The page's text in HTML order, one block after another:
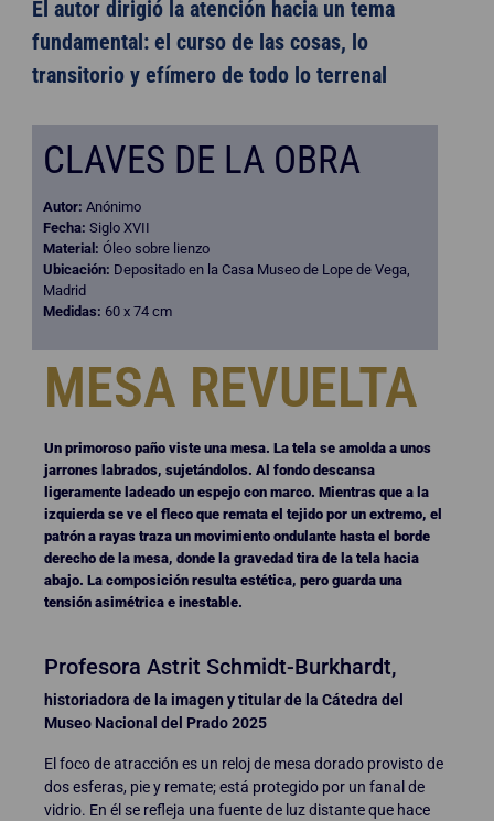
El autor dirigió la atención hacia un tema
fundamental: el curso de las cosas, lo
transitorio y efímero de todo lo terrenal
CLAVES DE LA OBRA
Autor: Anónimo
Fecha: Siglo XVII
Material: Óleo sobre lienzo
Ubicación: Depositado en la Casa Museo de Lope de Vega,
Madrid
Medidas: 60 x 74 cm
MESA REVUELTA
Un primoroso paño viste una mesa. La tela se amolda a unos
jarrones labrados, sujetándolos. Al fondo descansa
ligeramente ladeado un espejo con marco. Mientras que a la
izquierda se ve el fleco que remata el tejido por un extremo, el
patrón a rayas traza un movimiento ondulante hasta el borde
derecho de la mesa, donde la gravedad tira de la tela hacia
abajo. La composición resulta estética, pero guarda una
tensión asimétrica e inestable.
Profesora Astrit Schmidt-Burkhardt,
historiadora de la imagen y titular de la Cátedra del
Museo Nacional del Prado 2025
El foco de atracción es un reloj de mesa dorado provisto de
dos esferas, pie y remate; está protegido por un fanal de
vidrio. En él se refleja una fuente de luz distante que hace